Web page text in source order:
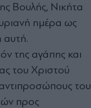
Βουλής, Νικήτα
ημέρα ως
αυτή.
της αγάπης και
του Χριστού
του
προς